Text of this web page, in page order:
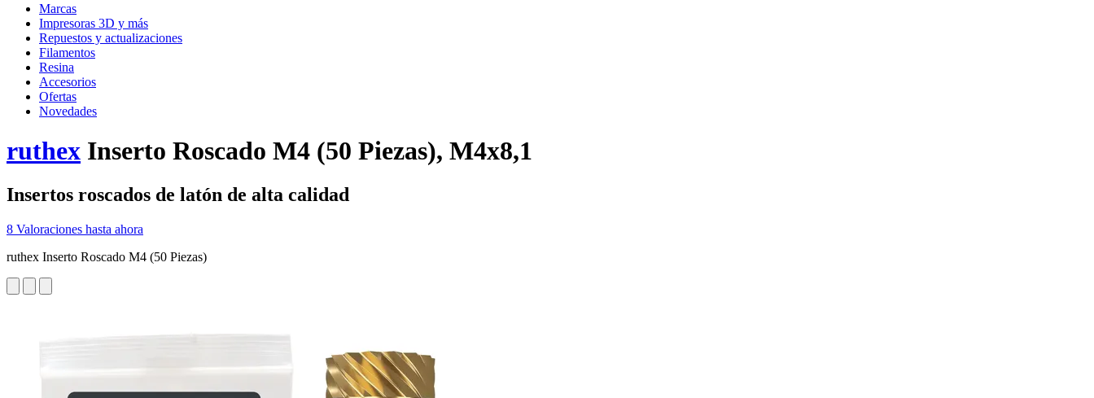
Marcas
Impresoras 3D y más
Repuestos y actualizaciones
Filamentos
Resina
Accesorios
Ofertas
Novedades
ruthex Inserto Roscado M4 (50 Piezas), M4x8,1
Insertos roscados de latón de alta calidad
8 Valoraciones hasta ahora
ruthex Inserto Roscado M4 (50 Piezas)